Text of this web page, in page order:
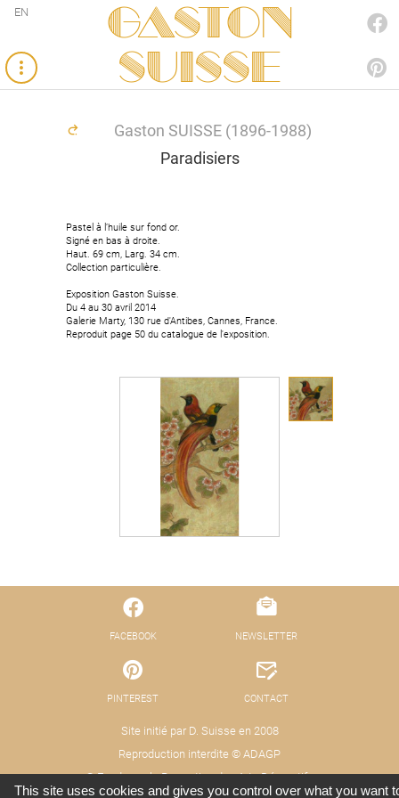
Gaston
SUISSE
EN
Gaston SUISSE (1896-1988)
Paradisiers
Pastel à l’huile sur fond or.
Signé en bas à droite.
Haut. 69 cm, Larg. 34 cm.
Collection particulière.
Exposition Gaston Suisse.
Du 4 au 30 avril 2014
Galerie Marty, 130 rue d'Antibes, Cannes, France.
Reproduit page 50 du catalogue de l'exposition.
FACEBOOK
PINTEREST
Site initié par D. Suisse en 2008
Reproduction interdite © ADAGP
© Fond pour la Promotion des Arts Décoratifs
NEWSLETTER
CONTACT
This site uses cookies and gives you control over what you want